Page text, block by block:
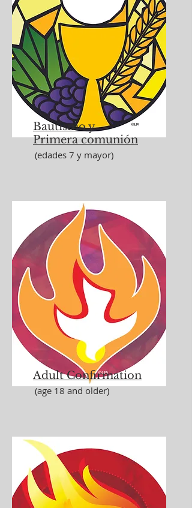
Bautismo y
Primera comunión
(edades 7 y mayor)
Adult Confirmation
(age 18 and older)